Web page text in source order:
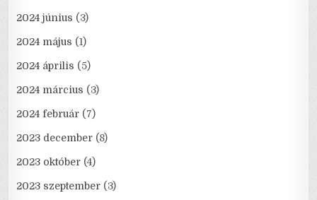
2024 június (3)
2024 május (1)
2024 április (5)
2024 március (3)
2024 február (7)
2023 december (8)
2023 október (4)
2023 szeptember (3)